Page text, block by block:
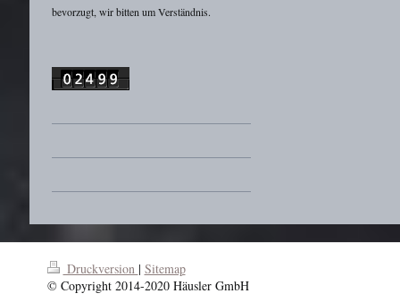
bevorzugt, wir bitten um Verständnis.
Druckversion | Sitemap
© Copyright 2014-2020 Häusler GmbH